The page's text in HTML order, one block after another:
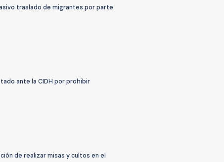
traslado de migrantes por parte
ante la CIDH por prohibir
de realizar misas y cultos en el